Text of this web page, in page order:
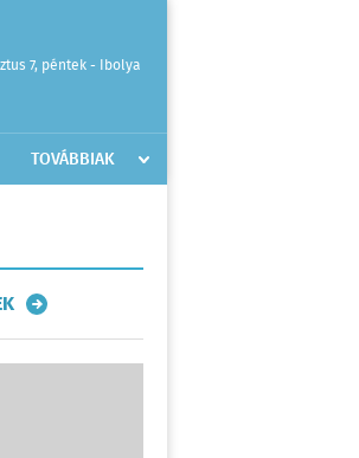
7, péntek - Ibolya
TOVÁBBIAK